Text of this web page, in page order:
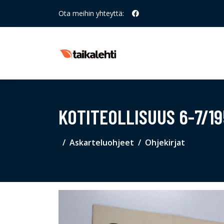
Ota meihin yhteyttä:
KOTITEOLLISUUS 6-7/
Askarteluohjeet Ohjekirjat